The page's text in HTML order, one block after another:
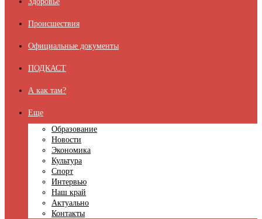
Происшествия
Официальные документы
ПОДКАСТ
А как там?
Еще
Образование
Новости
Экономика
Культура
Спорт
Интервью
Наш край
Актуально
Контакты